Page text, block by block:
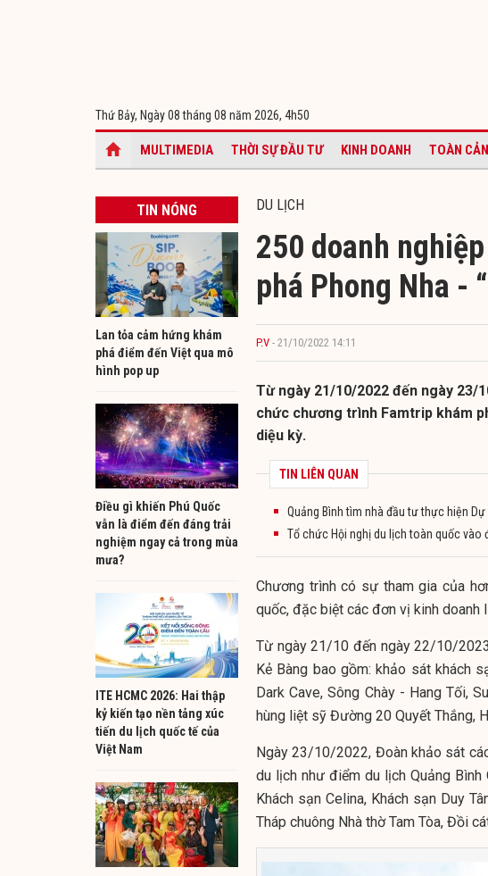
Thứ Bảy, Ngày 08 tháng 08 năm 2026, 4h50
MULTIMEDIA THỜI SỰ ĐẦU TƯ KINH DOANH TOÀN
TIN NÓNG
Lan tỏa cảm hứng khám
phá điểm đến Việt qua mô
hình pop up
Điều gì khiến Phú Quốc
vẫn là điểm đến đáng trải
nghiệm ngay cả trong mùa
mưa?
ITE HCMC 2026: Hai thập
kỷ kiến tạo nền tảng xúc
tiến du lịch quốc tế của
Việt Nam
DU LỊCH
250 doanh
phá Phong Nha -
P.V - 21/10/2022 14:11
Từ ngày 21/10/2022 đến ngày 23/
chức chương trình Famtrip khám
diệu kỳ.
TIN LIÊN QUAN
Quảng Bình tìm nhà đầu tư thực hiện
Tổ chức Hội nghị du lịch toàn quốc vào
Chương trình có sự tham gia của
quốc, đặc biệt các đơn vị kinh doanh
Từ ngày 21/10 đến ngày 22/10/
Kẻ Bàng bao gồm: khảo sát khách
Dark Cave, Sông Chày - Hang Tối,
hùng liệt sỹ Đường 20 Quyết Thắng,
Ngày 23/10/2022, Đoàn khảo sát
du lịch như điểm du lịch Quảng
Khách sạn Celina, Khách sạn Duy
Tháp chuông Nhà thờ Tam Tòa, Đồi